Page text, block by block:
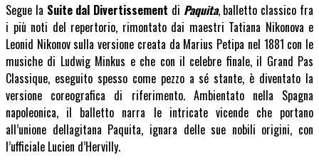
Segue la Suite dal Divertissement di Paquita, balletto classico fra
i più noti del repertorio, rimontato dai maestri Tatiana Nikonova e
Leonid Nikonov sulla versione creata da Marius Petipa nel 1881 con le
musiche di Ludwig Minkus e che con il celebre finale, il Grand Pas
Classique, eseguito spesso come pezzo a sé stante, è diventato la
versione coreografica di riferimento. Ambientato nella Spagna
napoleonica, il balletto narra le intricate vicende che portano
all’unione dellagitana Paquita, ignara delle sue nobili origini, con
l’ufficiale Lucien d’Hervilly.